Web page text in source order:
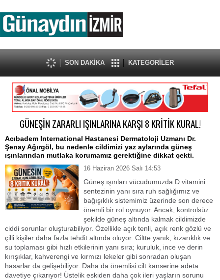
SON DAKİKA KATEGORİLER
GÜNEŞİN ZARARLI IŞINLARINA KARŞI 8 KRİTİK KURAL!
Acıbadem International Hastanesi Dermatoloji Uzmanı Dr.
Şenay Ağırgöl, bu nedenle cildimizi yaz aylarında güneş
ışınlarından mutlaka korumamız gerektiğine dikkat çekti.
16 Haziran 2026 Salı 14:53
Güneş ışınları vücudumuzda D vitamini
sentezinin yanı sıra ruh sağlığımız ve
bağışıklık sistemimiz üzerinde son derece
önemli bir rol oynuyor. Ancak, kontrolsüz
şekilde güneş altında kalmak cildimizde
ciddi sorunlar oluşturabiliyor. Özellikle açık tenli, açık renk gözlü ve
çilli kişiler daha fazla tehdit altında oluyor. Ciltte yanık, kızarıklık ve
su toplaması gibi hızlı etkilerinin yanı sıra; kuruluk, ince ve derin
kırışıklar, kahverengi ve kırmızı lekeler gibi sonradan oluşan
hasarlar da gelişebiliyor. Daha da önemlisi cilt kanserine adeta
davetiye çıkarıyor! Üstelik eskiden daha çok ileri yaşların sorunu